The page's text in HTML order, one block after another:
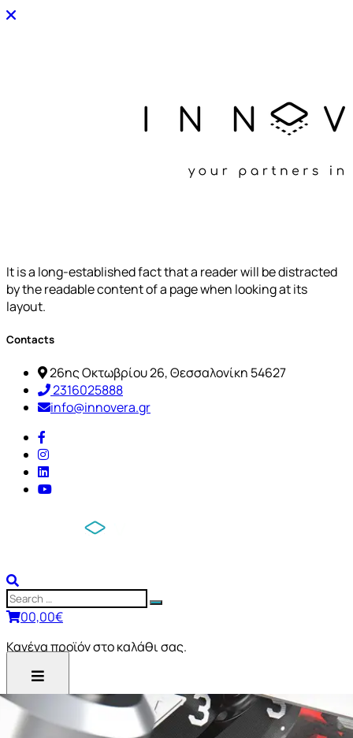
It is a long-established fact that a reader will be distracted
by the readable content of a page when looking at its
layout.
Contacts
26ης Οκτωβρίου 26, Θεσσαλονίκη 54627
2316025888
info@innovera.gr
00,00€
Κανένα προϊόν στο καλάθι σας.